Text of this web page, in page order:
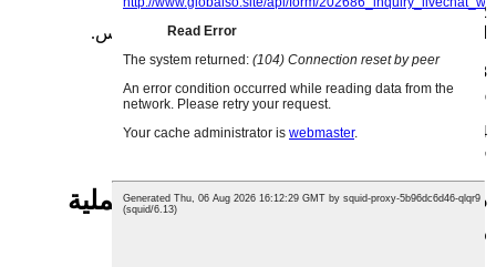
2. صناعة السيارات
التثبيت المحوري لعجلات القيادة ومكونات علبة التروس.
3. المعدات الإلكترونية
وضع عدسات الأجهزة البصرية بعد الضبط.
4. المعدات الطبية
قفل مؤقت للأقواس القابلة للتعديل.
طلب براغي التثبيت من يوهوانغ - عملية
مبسطة